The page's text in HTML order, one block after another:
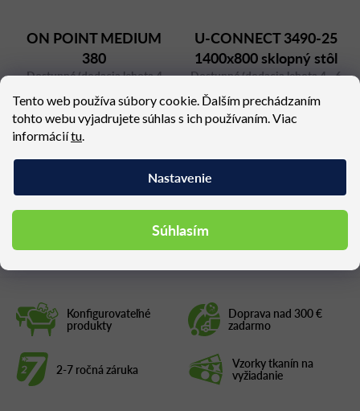
Tento web používa súbory cookie. Ďalším prechádzaním
tohto webu vyjadrujete súhlas s ich používaním. Viac
informáciítu
Nastavenie
Súhlasím
Konfigurovateľné
produkty
Doprava nad 300 €
zadarmo
2-7 ročná záruka Vzorky tkanín na
vyžiadanie
ON POINT MEDIUM
380
Dostupné (dodacia lehota 4
4 270,56 €
U-CONNECT 3490-25
1400x800 sklopný stôl
Dostupné (dodacia lehota 4 - 6
1 177,11 €
Podobné produkty